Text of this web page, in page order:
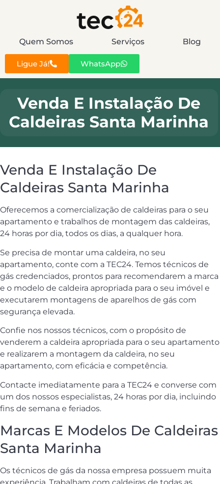
Quem Somos Serviços Blog
Ligue Já! WhatsApp
Venda E Instalação De
Caldeiras Santa Marinha
Venda E Instalação De
Caldeiras Santa Marinha
Oferecemos a comercialização de caldeiras para o seu
apartamento e trabalhos de montagem das caldeiras,
24 horas por dia, todos os dias, a qualquer hora.
Se precisa de montar uma caldeira, no seu
apartamento, conte com a TEC24. Temos técnicos de
gás credenciados, prontos para recomendarem a marca
e o modelo de caldeira apropriada para o seu imóvel e
executarem montagens de aparelhos de gás com
segurança elevada.
Confie nos nossos técnicos, com o propósito de
venderem a caldeira apropriada para o seu apartamento
e realizarem a montagem da caldeira, no seu
apartamento, com eficácia e competência.
Contacte imediatamente para a TEC24 e converse com
um dos nossos especialistas, 24 horas por dia, incluindo
fins de semana e feriados.
Marcas E Modelos De Caldeiras
Santa Marinha
Os técnicos de gás da nossa empresa possuem muita